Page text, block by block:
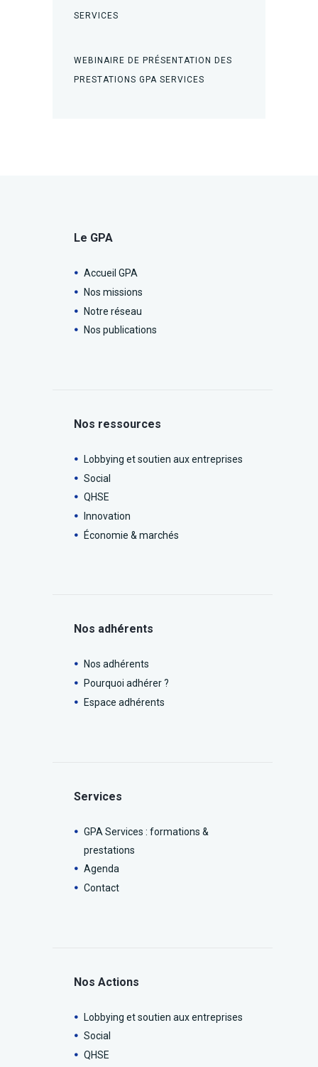
SERVICES
WEBINAIRE DE PRÉSENTATION DES
PRESTATIONS GPA SERVICES
Le GPA
Accueil GPA
Nos missions
Notre réseau
Nos publications
Nos ressources
Lobbying et soutien aux entreprises
Social
QHSE
Innovation
Économie & marchés
Nos adhérents
Nos adhérents
Pourquoi adhérer ?
Espace adhérents
Services
GPA Services : formations &
prestations
Agenda
Contact
Nos Actions
Lobbying et soutien aux entreprises
Social
QHSE